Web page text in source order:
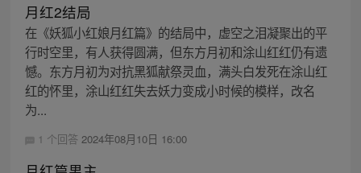
月红2结局
在《妖狐小红娘月红篇》的结局中，虚空之泪凝聚出的平
行时空里，有人获得圆满，但东方月初和涂山红红仍有遗
憾。东方月初为对抗黑狐献祭灵血，满头白发死在涂山红
红的怀里，涂山红红失去妖力变成小时候的模样，改名
为...
1 个回答 2024年08月10日 16:00